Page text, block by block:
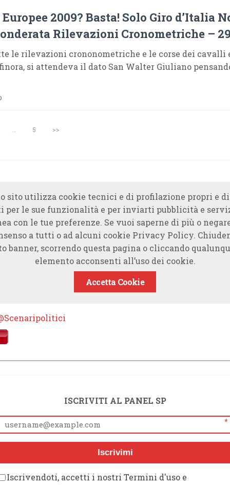
2009? Basta! Solo Giro d’Italia
Rilevazioni Cronometriche –
le rilevazioni crononometriche e le corse dei cavalli
si attendeva il dato San Walter Giuliano
5 >>
sito utilizza cookie tecnici e di profilazione propri e
per le sue funzionalità e per inviarti pubblicità e
con le tue preferenze. Se vuoi saperne di più o
a tutti o ad alcuni cookie Privacy Policy.
banner, scorrendo questa pagina o cliccando
elemento acconsenti all’uso dei cookie.
Accetta Cookie
ISCRIVITI AL PANEL SP
*
Iscrivimi
Iscrivendoti, accetti i nostri Termini d'uso e